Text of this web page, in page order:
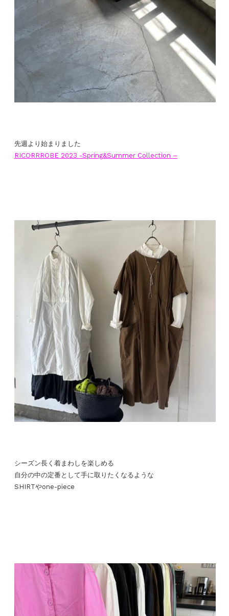
先週より始まりました
RICORRROBE 2023 -Spring&Summer Collection –
シーズン長く着まわしを楽しめる
自分の中の定番として手に取りたくなるような
SHIRTやone-piece